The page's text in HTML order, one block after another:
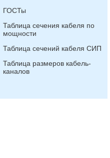
ГОСТы
Таблица сечения кабеля по
мощности
Таблица сечений кабеля СИП
Таблица размеров кабель-
каналов